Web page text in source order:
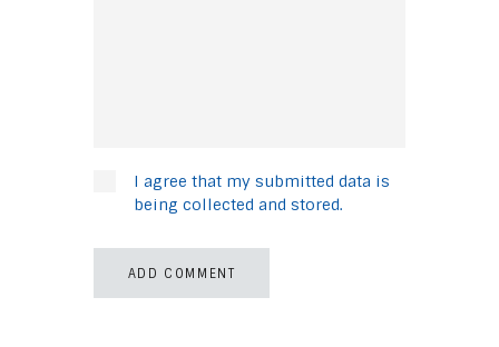
I agree that my submitted data is
being collected and stored.